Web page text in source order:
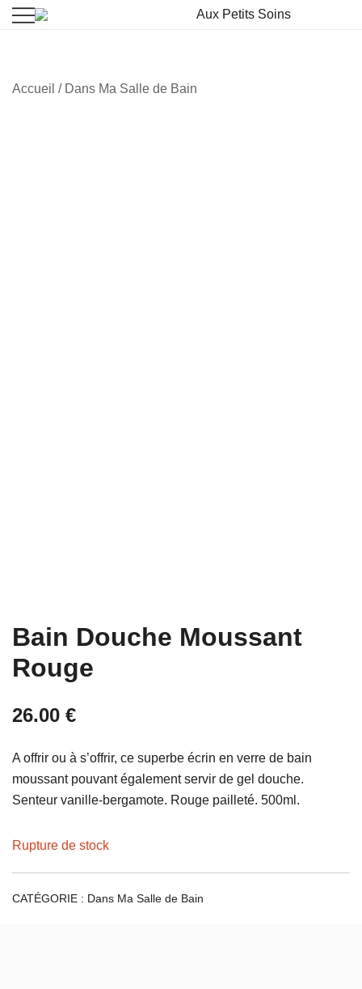
Accueil / Dans Ma Salle de Bain
Bain Douche Moussant
Rouge
26.00 €
A offrir ou à s’offrir, ce superbe écrin en verre de bain
moussant pouvant également servir de gel douche.
Senteur vanille-bergamote. Rouge pailleté. 500ml.
Rupture de stock
CATÉGORIE : Dans Ma Salle de Bain